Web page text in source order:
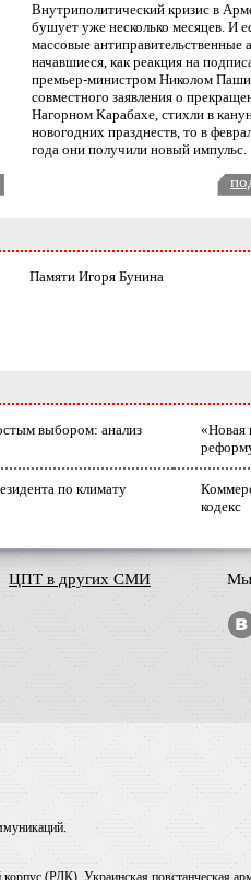
Внутриполитический кризис в
бушует уже несколько месяцев. И
массовые антиправительственные
начавшиеся, как реакция на
премьер-министром Николом
совместного заявления о
Нагорном Карабахе, стихли в
новогодних празднеств, то в
года они получили новый импульс.
Памяти Игоря Бунина
выбором: анализ
«Новая
по климату
кодекс
ЦПТ в других СМИ Мы
(РДК), Украинская